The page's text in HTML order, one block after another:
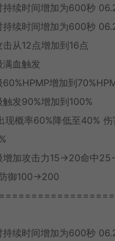
持续时间增加为600秒
持续时间增加为600秒
击从12点增加到16点
满血触发
60%HPMP增加到
触发90%增加到100%
现概率60%降低至40% 伤
增加攻击力15→20命中
御100→200
持续时间增加为600秒